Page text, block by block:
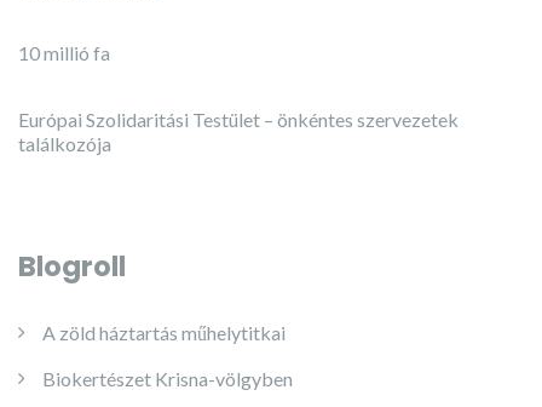
10 millió fa
Európai Szolidaritási Testület – önkéntes szervezetek
találkozója
Blogroll
A zöld háztartás műhelytitkai
Biokertészet Krisna-völgyben